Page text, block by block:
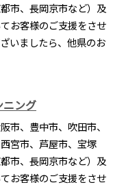
市、長岡京市など）及
お客様のご支援をさせ
いましたら、他県のお
ニング
市、豊中市、吹田市、
宮市、芦屋市、宝塚
市、長岡京市など）及
お客様のご支援をさせ